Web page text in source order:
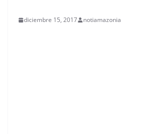
diciembre 15, 2017 notiamazonia